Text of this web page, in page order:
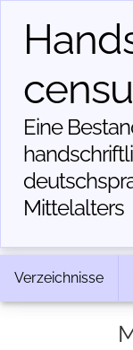
Eine
Mittelalters
Verzeichnisse